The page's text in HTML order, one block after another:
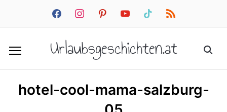
facebookinstagrampinterestyoutube tiktok rss
Urlaubsgeschichten.at
hotel-cool-mama-salzburg-